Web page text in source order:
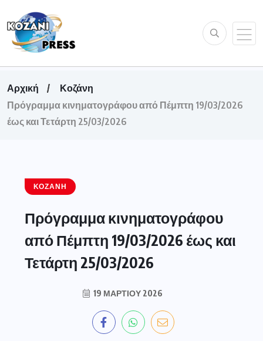
Αρχική
Κοζάνη
Πρόγραμμα κινηματογράφου από Πέμπτη 19/03/2026
έως και Τετάρτη 25/03/2026
ΚΟΖΆΝΗ
Πρόγραμμα κινηματογράφου
από Πέμπτη 19/03/2026 έως και
Τετάρτη 25/03/2026
19 ΜΑΡΤΊΟΥ 2026